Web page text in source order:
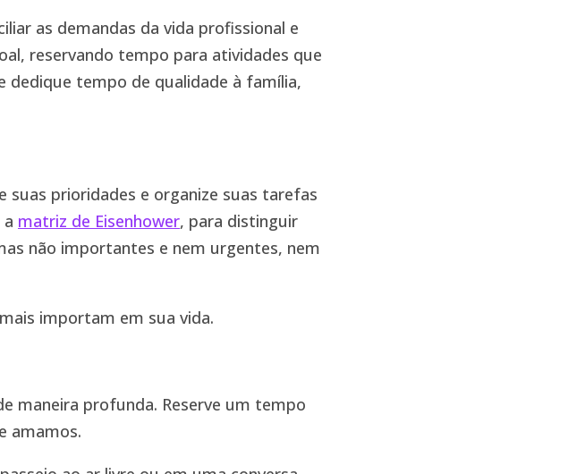
as demandas da vida profissional e
reservando tempo para atividades que
dedique tempo de qualidade à família,
suas prioridades e organize suas tarefas
matriz de Eisenhower, para distinguir
não importantes e nem urgentes, nem
importam em sua vida.
maneira profunda. Reserve um tempo
amamos.